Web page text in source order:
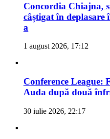
Concordia Chiajna,
câștigat în
a
1 august 2026, 17:12
Conference League:
Auda după două
30 iulie 2026, 22:17